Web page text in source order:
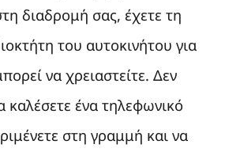
διαδρομή σας, έχετε τη
του αυτοκινήτου για
να χρειαστείτε. Δεν
καλέσετε ένα τηλεφωνικό
στη γραμμή και να